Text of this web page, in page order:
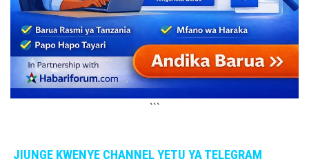
```
JIUNGE KWENYE CHANNEL YETU YA TELEGRAM